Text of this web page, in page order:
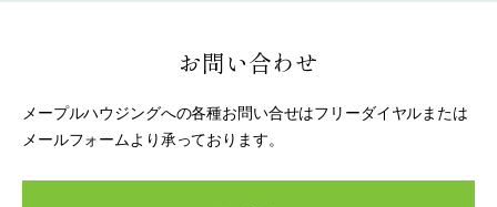
お問い合わせ
メープルハウジングへの各種お問い合せはフリーダイヤルまたは
メールフォームより承っております。